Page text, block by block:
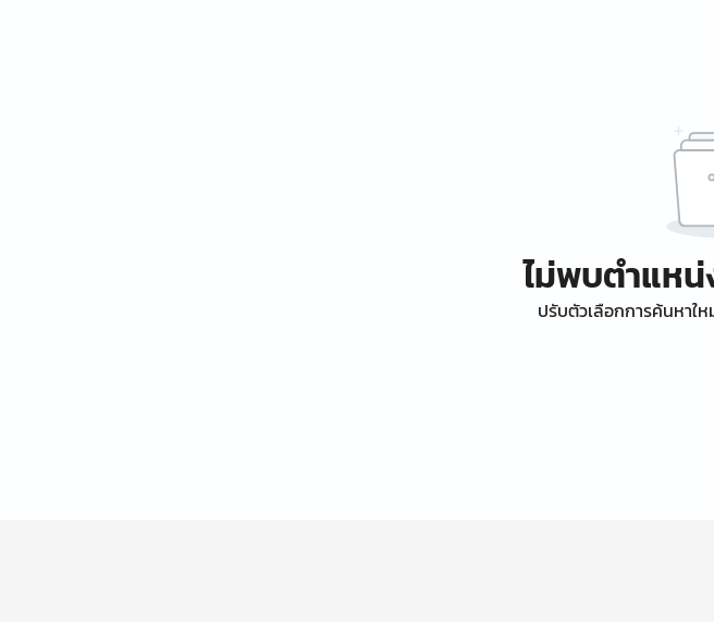
ไม่พบตำแห
ปรับตัวเลือกการค้นหาใ